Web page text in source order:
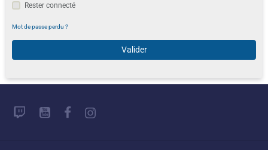
Rester connecté
Mot de passe perdu ?
Valider